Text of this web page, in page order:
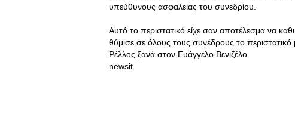
υπεύθυνους ασφαλείας του συνεδρίου.
Αυτό το περιστατικό είχε σαν αποτέλεσμα να
θύμισε σε όλους τους συνέδρους το
Ρέλλος ξανά στον Ευάγγελο Βενιζέλο.
newsit